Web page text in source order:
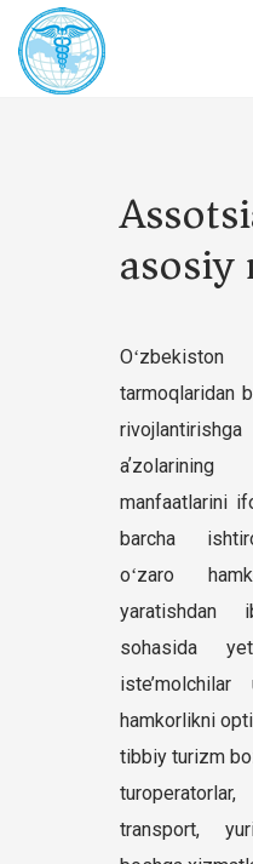
asosiy
tarmoqlaridan
manfaatlarini
barcha
oʻzaro
yaratishdan
sohasida
hamkorlikni
tibbiy turizm
transport,